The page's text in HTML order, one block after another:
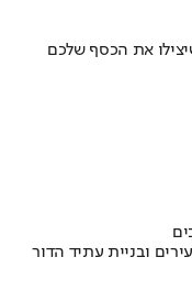
את הכסף שלכם
ובניית עתיד הדור